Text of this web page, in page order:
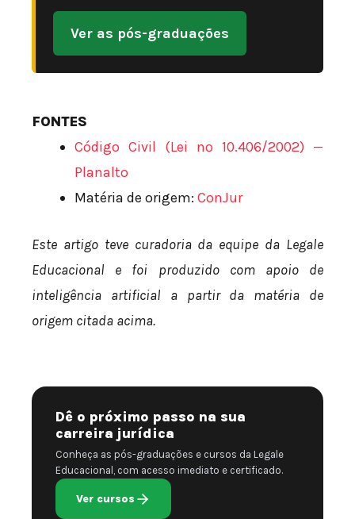
Ver as pós-graduações
FONTES
Código Civil (Lei nº 10.406/2002) —
Planalto
Matéria de origem: ConJur
Este artigo teve curadoria da equipe da Legale
Educacional e foi produzido com apoio de
inteligência artificial a partir da matéria de
origem citada acima.
Dê o próximo passo na sua
carreira jurídica
Conheça as pós-graduações e cursos da Legale
Educacional, com acesso imediato e certificado.
Ver cursos